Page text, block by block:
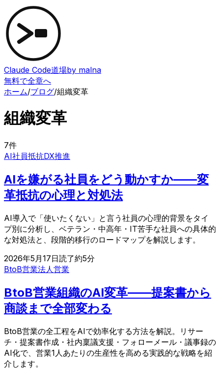
Claude Code道場by malna
無料で全章へ
ホーム/ブログ/組織変革
組織変革
7件
AI社員抵抗DX推進
AIを嫌がる社員をどう動かすか——変
革抵抗の心理と対処法
AI導入で「使いたくない」と言う社員の心理的背景をタイ
プ別に分析し、ベテラン・中高年・IT苦手な社員への具体的
な対処法と、段階的移行のロードマップを解説します。
2026年5月17日読了約5分
BtoB営業法人営業
BtoB営業組織のAI変革——提案書から
商談まで全部変わる
BtoB営業の全工程をAIで効率化する方法を解説。リサー
チ・提案書作成・社内稟議支援・フォローメール・議事録の
AI化で、営業1人あたりの生産性を高める実践的な戦略を紹
介します。